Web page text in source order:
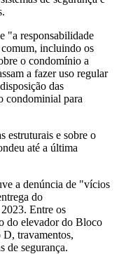
"a responsabilidade
comum, incluindo os
o condomínio a
a fazer uso regular
das
condominial para
estruturais e sobre o
até a última
a denúncia de "vícios
do
Entre os
do elevador do Bloco
travamentos,
de segurança.